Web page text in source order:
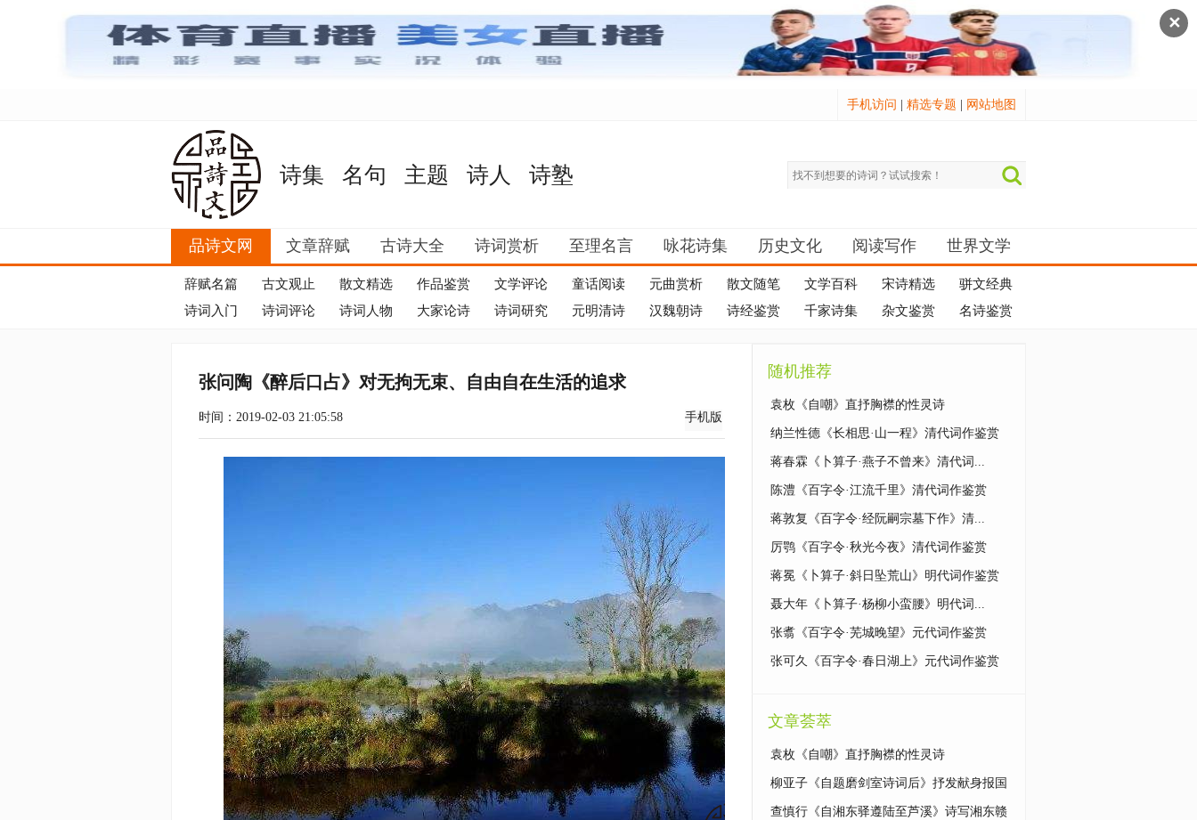
✕
手机访问 精选专题 网站地图
诗集 名句 主题 诗人 诗塾
品诗文网 文章辞赋 古诗大全 诗词赏析 至理名言 咏花诗集 历史文化 阅读写作 世界文学
辞赋名篇 古文观止 散文精选 作品鉴赏 文学评论 童话阅读 元曲赏析 散文随笔 文学百科 宋诗精选
骈文经典
诗词入门
诗词评论 诗词人物 大家论诗 诗词研究 元明清诗 汉魏朝诗 诗经鉴赏 千家诗集 杂文鉴赏 名诗鉴赏
张问陶《醉后口占》对无拘无束、自由自在生活的追求
时间：2019-02-03 21:05:58 手机版
随机推荐
袁枚《自嘲》直抒胸襟的性灵诗
纳兰性德《长相思·山一程》清代词作鉴赏
蒋春霖《卜算子·燕子不曾来》清代词...
陈澧《百字令·江流千里》清代词作鉴赏
蒋敦复《百字令·经阮嗣宗墓下作》清...
厉鹗《百字令·秋光今夜》清代词作鉴赏
蒋冕《卜算子·斜日坠荒山》明代词作鉴赏
聂大年《卜算子·杨柳小蛮腰》明代词...
张翥《百字令·芜城晚望》元代词作鉴赏
张可久《百字令·春日湖上》元代词作鉴赏
文章荟萃
袁枚《自嘲》直抒胸襟的性灵诗
柳亚子《自题磨剑室诗词后》抒发献身报国
的激情
查慎行《自湘东驿遵陆至芦溪》诗写湘东赣